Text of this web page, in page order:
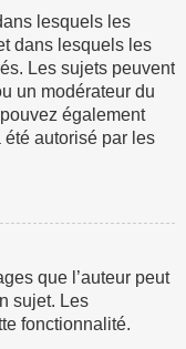
lesquels les
dans lesquels les
Les sujets peuvent
un modérateur du
également
autorisé par les
que l’auteur peut
sujet. Les
fonctionnalité.